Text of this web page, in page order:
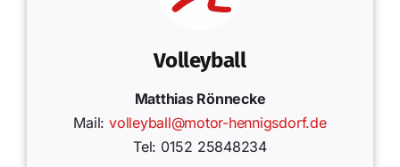
Volleyball
Matthias Rönnecke
Mail: volleyball@motor-hennigsdorf.de
Tel: 0152 25848234